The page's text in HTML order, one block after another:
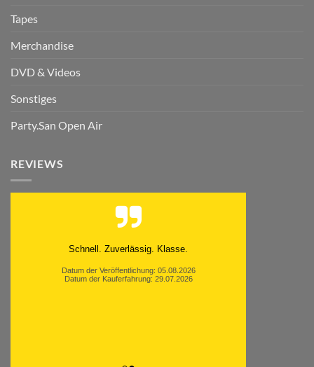
Tapes
Merchandise
DVD & Videos
Sonstiges
Party.San Open Air
REVIEWS
Schnell. Zuverlässig. Klasse.
Datum der Veröffentlichung: 05.08.2026
Datum der Kauferfahrung: 29.07.2026